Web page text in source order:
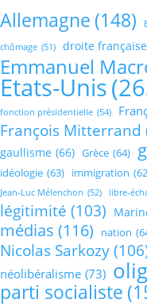
Allemagne (148)
chômage (51) droite française
Emmanuel
Etats-Unis
fonction présidentielle (54)
François Mitterrand
gaullisme (66) Grèce (64)
idéologie (63) immigration
Jean-Luc Mélenchon (52) libre-
légitimité (103)
médias (116) nation
Nicolas Sarkozy
néolibéralisme (73)
parti socialiste